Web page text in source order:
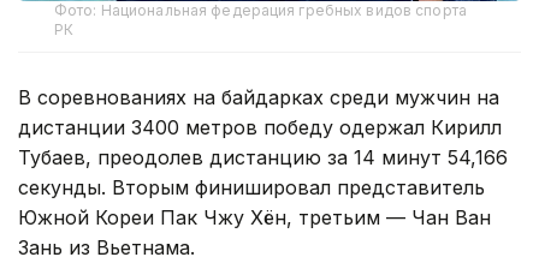
Фото: Национальная федерация гребных видов спорта
РК
В соревнованиях на байдарках среди мужчин на
дистанции 3400 метров победу одержал Кирилл
Тубаев, преодолев дистанцию за 14 минут 54,166
секунды. Вторым финишировал представитель
Южной Кореи Пак Чжу Хён, третьим — Чан Ван
Зань из Вьетнама.